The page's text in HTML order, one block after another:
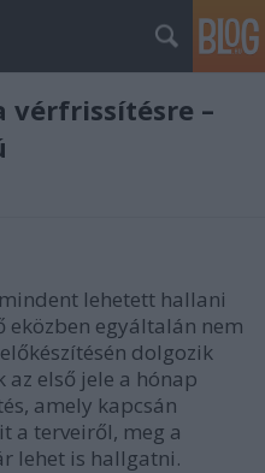
vérfrissítésre –
lehetett hallani
eközben egyáltalán nem
dolgozik
az első jele a hónap
amely kapcsán
a terveiről, meg a
lehet is hallgatni.